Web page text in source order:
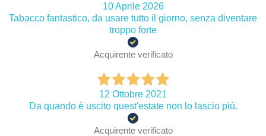
10 Aprile 2026
Tabacco fantastico, da usare tutto il giorno, senza diventare
troppo forte
Acquirente verificato
12 Ottobre 2021
Da quando è uscito quest'estate non lo lascio più.
Acquirente verificato